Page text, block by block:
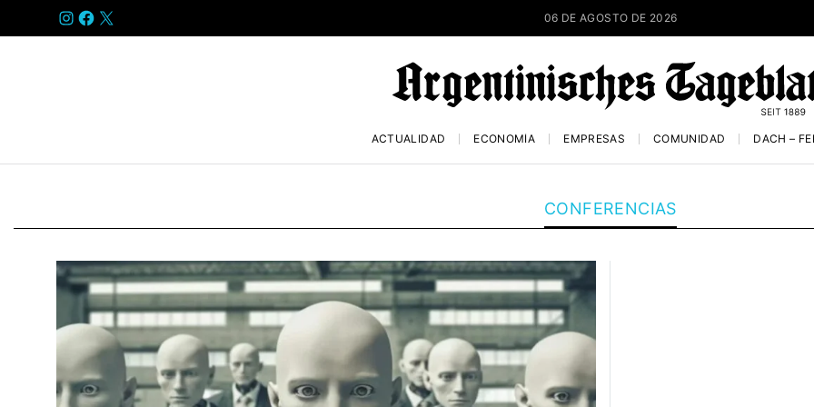
INSTAGRAM
FACEBOOK
X 06 DE AGOSTO DE 2026
ACTUALIDAD ECONOMÍA EMPRESAS COMUNIDAD DACH –
CONFERENCIAS